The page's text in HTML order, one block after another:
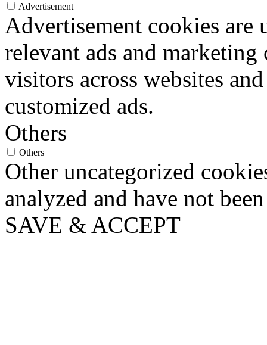
Advertisement
Advertisement cookies
relevant ads and marketing
visitors across websites
customized ads.
Others
Others
Other uncategorized
analyzed and have not
SAVE & ACCEPT